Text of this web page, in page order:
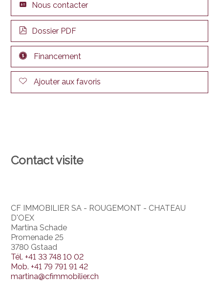
Nous contacter
Dossier PDF
Financement
Ajouter aux favoris
Contact visite
CF IMMOBILIER SA - ROUGEMONT - CHATEAU
D'OEX
Martina Schade
Promenade 25
3780 Gstaad
Tél.+41 33 748 10 02
Mob.+41 79 791 91 42
martina@cfimmobilier.ch